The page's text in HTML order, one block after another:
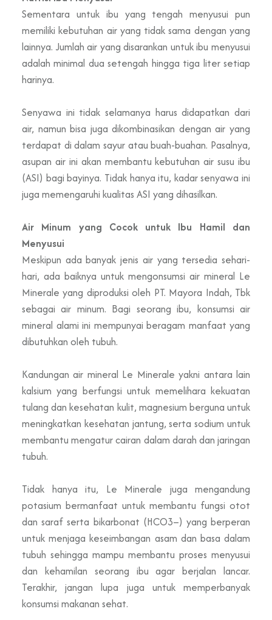
Sementara untuk ibu yang tengah menyusui pun
memiliki kebutuhan air yang tidak sama dengan yang
lainnya. Jumlah air yang disarankan untuk ibu menyusui
adalah minimal dua setengah hingga tiga liter setiap
harinya.
Senyawa ini tidak selamanya harus didapatkan dari
air, namun bisa juga dikombinasikan dengan air yang
terdapat di dalam sayur atau buah-buahan. Pasalnya,
asupan air ini akan membantu kebutuhan air susu ibu
(ASI) bagi bayinya. Tidak hanya itu, kadar senyawa ini
juga memengaruhi kualitas ASI yang dihasilkan.
Air Minum yang Cocok untuk Ibu Hamil dan
Menyusui
Meskipun ada banyak jenis air yang tersedia sehari-
hari, ada baiknya untuk mengonsumsi air mineral Le
Minerale yang diproduksi oleh PT. Mayora Indah, Tbk
sebagai air minum. Bagi seorang ibu, konsumsi air
mineral alami ini mempunyai beragam manfaat yang
dibutuhkan oleh tubuh.
Kandungan air mineral Le Minerale yakni antara lain
kalsium yang berfungsi untuk memelihara kekuatan
tulang dan kesehatan kulit, magnesium berguna untuk
meningkatkan kesehatan jantung, serta sodium untuk
membantu mengatur cairan dalam darah dan jaringan
tubuh.
Tidak hanya itu, Le Minerale juga mengandung
potasium bermanfaat untuk membantu fungsi otot
dan saraf serta bikarbonat (HCO3–) yang berperan
untuk menjaga keseimbangan asam dan basa dalam
tubuh sehingga mampu membantu proses menyusui
dan kehamilan seorang ibu agar berjalan lancar.
Terakhir, jangan lupa juga untuk memperbanyak
konsumsi makanan sehat.